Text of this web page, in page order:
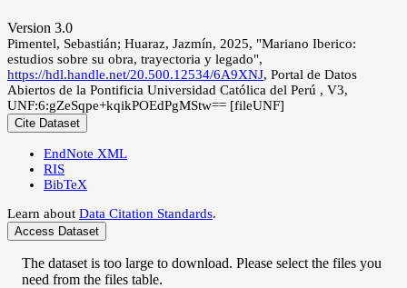
Version 3.0
Pimentel, Sebastián; Huaraz, Jazmín, 2025, "Mariano Iberico:
estudios sobre su obra, trayectoria y legado",
https://hdl.handle.net/20.500.12534/6A9XNJ, Portal de Datos
Abiertos de la Pontificia Universidad Católica del Perú , V3,
UNF:6:gZeSqpe+kqikPOEdPgMStw== [fileUNF]
Cite Dataset
EndNote XML
RIS
BibTeX
Learn about Data Citation Standards.
Access Dataset
The dataset is too large to download. Please select the files you
need from the files table.